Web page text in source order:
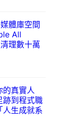
體庫空間
All
理數十萬
的真實人
跡到程式職
人生成就系